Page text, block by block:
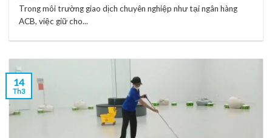
Trong môi trường giao dịch chuyên nghiệp như tại ngân hàng
ACB, việc giữ cho...
14
Th3